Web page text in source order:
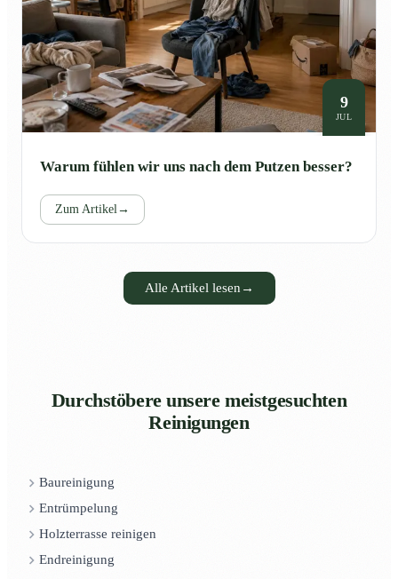
9
JUL
Warum fühlen wir uns nach dem Putzen besser?
Zum Artikel→
Alle Artikel lesen →
Durchstöbere unsere meistgesuchten
Reinigungen
Baureinigung
Entrümpelung
Holzterrasse reinigen
Endreinigung